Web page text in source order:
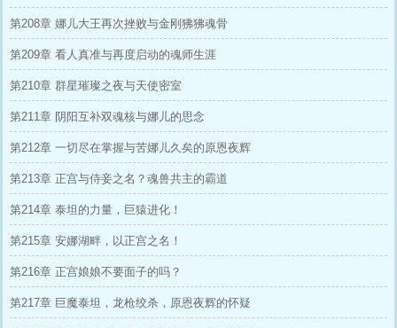
第208章 娜儿大王再次挫败与金刚狒狒魂骨
第209章 看人真准与再度启动的魂师生涯
第210章 群星璀璨之夜与天使密室
第211章 阴阳互补双魂核与娜儿的思念
第212章 一切尽在掌握与苦娜儿久矣的原恩夜辉
第213章 正宫与侍妾之名？魂兽共主的霸道
第214章 泰坦的力量，巨猿进化！
第215章 安娜湖畔，以正宫之名！
第216章 正宫娘娘不要面子的吗？
第217章 巨魔泰坦，龙枪绞杀，原恩夜辉的怀疑